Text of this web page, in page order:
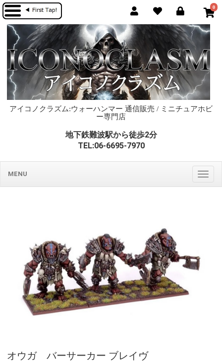
0
アイコノクラズム:ウォーハンマー 通信販売 / ミニチュアホビ
ー専門店
地下鉄難波駅から徒歩2分
TEL:06-6695-7970
MENU
オウガ バーサーカー ブレイヴ